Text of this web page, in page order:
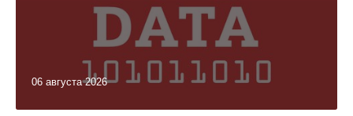
06 августа 2026